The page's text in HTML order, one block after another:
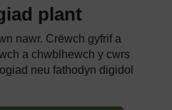
plant
nawr. Crëwch gyfrif a
a chwblhewch y cwrs
neu fathodyn digidol